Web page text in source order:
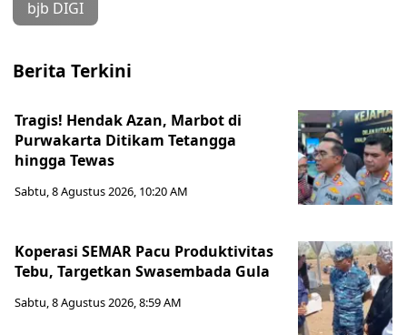
bjb DIGI
Berita Terkini
Tragis! Hendak Azan, Marbot di
Purwakarta Ditikam Tetangga
hingga Tewas
Sabtu, 8 Agustus 2026, 10:20 AM
Koperasi SEMAR Pacu Produktivitas
Tebu, Targetkan Swasembada Gula
Sabtu, 8 Agustus 2026, 8:59 AM